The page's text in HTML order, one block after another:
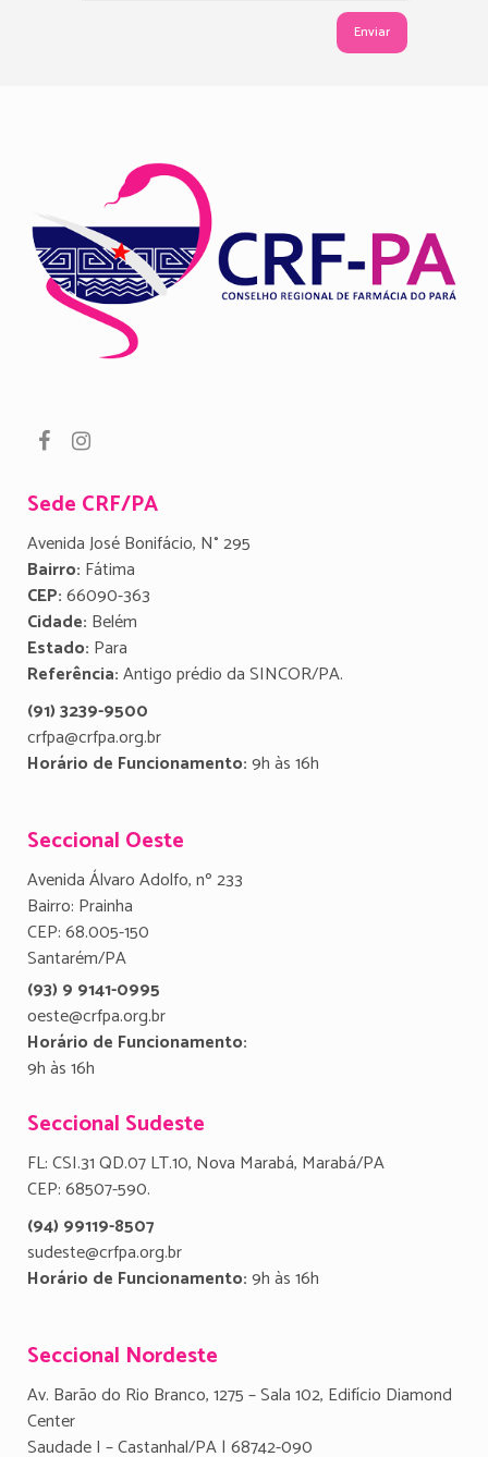
Sede CRF/PA
Avenida José Bonifácio, N° 295
Bairro: Fátima
CEP:66090-363
Cidade: Belém
Estado: Para
Referência:Antigo prédio da SINCOR/PA.
(91) 3239-9500
crfpa@crfpa.org.br
Horário de Funcionamento:9h às 16h
Seccional Oeste
Avenida Álvaro Adolfo, nº 233
Bairro: Prainha
CEP: 68.005-150
Santarém/PA
(93) 9 9141-0995
oeste@crfpa.org.br
Horário de Funcionamento:
9h às 16h
Seccional Sudeste
FL: CSI.31 QD.07 LT.10, Nova Marabá, Marabá/PA
CEP: 68507-590.
(94) 99119-8507
sudeste@crfpa.org.br
Horário de Funcionamento:9h às 16h
Seccional Nordeste
Av. Barão do Rio Branco, 1275 – Sala 102, Edifício Diamond
Center
Saudade I – Castanhal/PA | 68742-090